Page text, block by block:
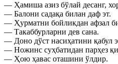
— Ҳамиша азиз бўлай десанг,
— Балони садақа билан даф эт.
— Ҳурматни бойликдан афзал
— Такаббурларни дев сана.
— Доно дўст насиҳатини қабул
— Ножинс суҳбатидан парҳез
— Ҳою ҳавас оташини ўлдир.